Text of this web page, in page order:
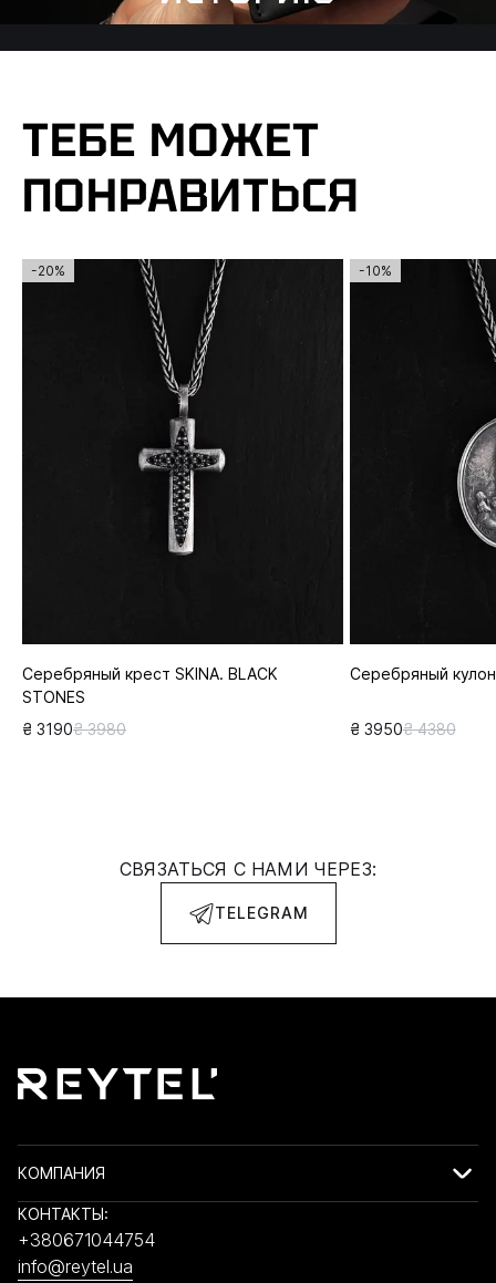
ТЕБЕ МОЖЕТ
ПОНРАВИТЬСЯ
-20%
Серебряный крест SKINA. BLACK
STONES
₴ 3190₴ 3980
-10%
Серебряный кулон
₴ 3950₴ 4380
СВЯЗАТЬСЯ С НАМИ ЧЕРЕЗ:
TELEGRAM
КОМПАНИЯ
КОНТАКТЫ:
+380671044754
info@reytel.ua